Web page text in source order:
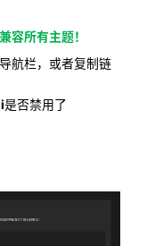
容所有主题！
航栏，或者复制链
是否禁用了